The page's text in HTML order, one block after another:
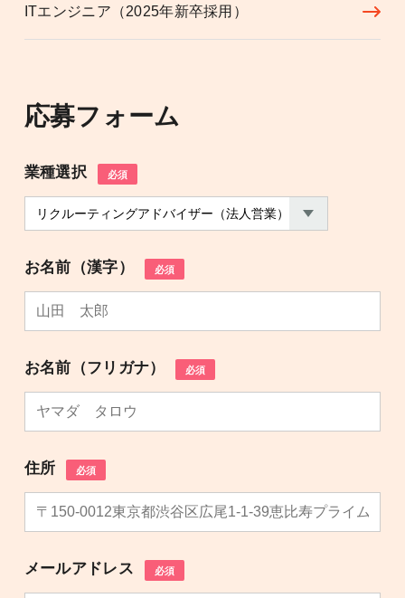
ITエンジニア（2025年新卒採用）
応募フォーム
業種選択 必須
お名前（漢字） 必須
お名前（フリガナ） 必須
住所 必須
メールアドレス 必須